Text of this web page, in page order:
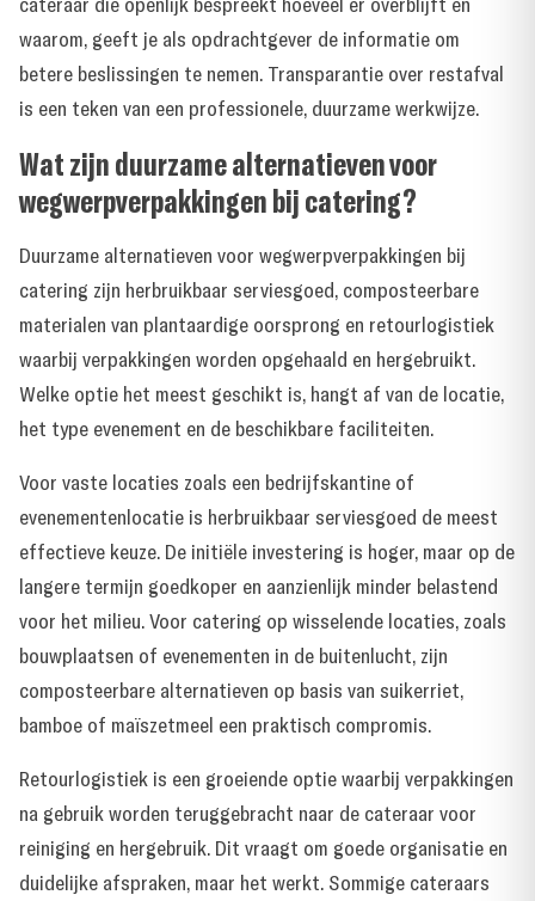
waarom, geeft je als opdrachtgever de informatie om
betere beslissingen te nemen. Transparantie over restafval
is een teken van een professionele, duurzame werkwijze.
Wat zijn duurzame alternatieven voor
wegwerpverpakkingen bij catering?
Duurzame alternatieven voor wegwerpverpakkingen bij
catering zijn herbruikbaar serviesgoed, composteerbare
materialen van plantaardige oorsprong en retourlogistiek
waarbij verpakkingen worden opgehaald en hergebruikt.
Welke optie het meest geschikt is, hangt af van de locatie,
het type evenement en de beschikbare faciliteiten.
Voor vaste locaties zoals een bedrijfskantine of
evenementenlocatie is herbruikbaar serviesgoed de meest
effectieve keuze. De initiële investering is hoger, maar op de
langere termijn goedkoper en aanzienlijk minder belastend
voor het milieu. Voor catering op wisselende locaties, zoals
bouwplaatsen of evenementen in de buitenlucht, zijn
composteerbare alternatieven op basis van suikerriet,
bamboe of maïszetmeel een praktisch compromis.
Retourlogistiek is een groeiende optie waarbij verpakkingen
na gebruik worden teruggebracht naar de cateraar voor
reiniging en hergebruik. Dit vraagt om goede organisatie en
duidelijke afspraken, maar het werkt. Sommige cateraars